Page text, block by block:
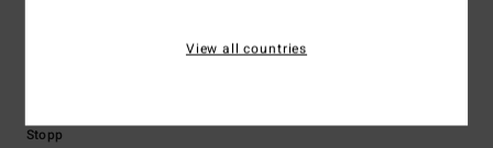
Stopp
View all countries